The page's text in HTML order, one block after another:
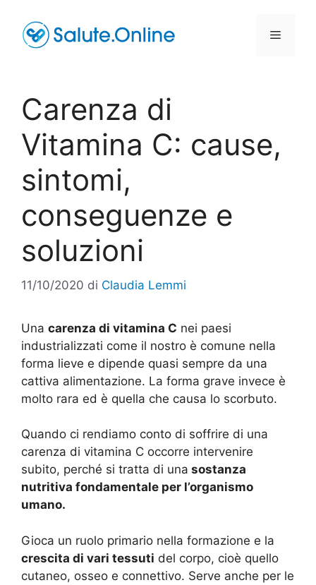
contenuto
Menu
Carenza di
Vitamina C: cause,
sintomi,
conseguenze e
soluzioni
11/10/2020 di Claudia Lemmi
Una carenza di vitamina C nei paesi
industrializzati come il nostro è comune nella
forma lieve e dipende quasi sempre da una
cattiva alimentazione. La forma grave invece è
molto rara ed è quella che causa lo scorbuto.
Quando ci rendiamo conto di soffrire di una
carenza di vitamina C occorre intervenire
subito, perché si tratta di una sostanza
nutritiva fondamentale per l’organismo
umano.
Gioca un ruolo primario nella formazione e la
crescita di vari tessuti del corpo, cioè quello
cutaneo, osseo e connettivo. Serve anche per le